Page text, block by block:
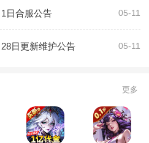
日合服公告 05-11
日更新维护公告 05-11
更多